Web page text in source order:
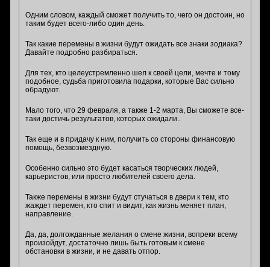
Одним словом, каждый сможет получить то, чего он достоин, но
таким будет всего-либо один день.
Так какие перемены в жизни будут ожидать все знаки зодиака?
Давайте подробно разбираться.
Для тех, кто целеустремленно шел к своей цели, мечте и тому
подобное, судьба приготовила подарки, которые Вас сильно
обрадуют.
Мало того, что 29 февраля, а также 1-2 марта, Вы сможете все-
таки достичь результатов, которых ожидали..
Так еще и в придачу к ним, получить со стороны финансовую
помощь, безвозмездную.
Особенно сильно это будет касаться творческих людей,
карьеристов, или просто любителей своего дела.
Также перемены в жизни будут стучаться в двери к тем, кто
жаждет перемен, кто спит и видит, как жизнь меняет план,
направление.
Да, да, долгожданные желания о смене жизни, вопреки всему
произойдут, достаточно лишь быть готовым к смене
обстановки в жизни, и не давать отпор.